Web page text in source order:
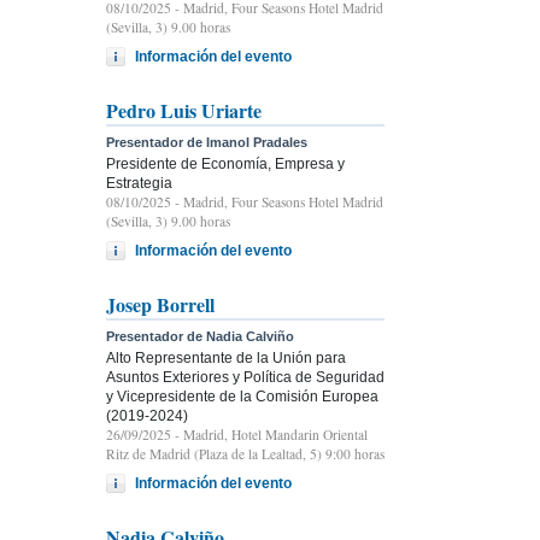
08/10/2025 - Madrid, Four Seasons Hotel Madrid
(Sevilla, 3) 9.00 horas
Información del evento
Pedro Luis Uriarte
Presentador de Imanol Pradales
Presidente de Economía, Empresa y
Estrategia
08/10/2025 - Madrid, Four Seasons Hotel Madrid
(Sevilla, 3) 9.00 horas
Información del evento
Josep Borrell
Presentador de Nadia Calviño
Alto Representante de la Unión para
Asuntos Exteriores y Política de Seguridad
y Vicepresidente de la Comisión Europea
(2019-2024)
26/09/2025 - Madrid, Hotel Mandarin Oriental
Ritz de Madrid (Plaza de la Lealtad, 5) 9:00 horas
Información del evento